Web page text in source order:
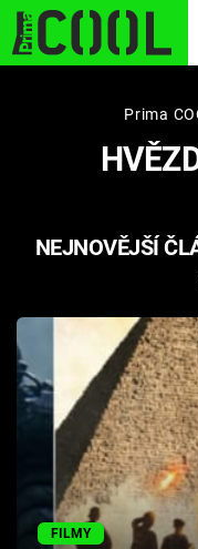
STARHOUSE
PLNEJ
Seriály
Cool Esport
Prima
NEJNOVĚJŠÍ
FILMY